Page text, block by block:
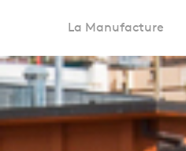
La Manufacture